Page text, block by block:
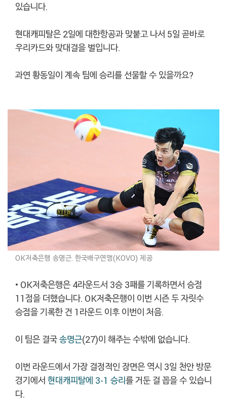
있습니다.
현대캐피탈은 2일에 대한항공과 맞붙고 나서 5일 곧바로
우리카드와 맞대결을 벌입니다.
과연 황동일이 계속 팀에 승리를 선물할 수 있을까요?
OK저축은행 송명근. 한국배구연맹(KOVO) 제공
• OK저축은행은 4라운드서 3승 3패를 기록하면서 승점
11점을 더했습니다. OK저축은행이 이번 시즌 두 자릿수
승점을 기록한 건 1라운드 이후 이번이 처음.
이 팀은 결국송명근(27)이 해주는 수밖에 없습니다.
이번 라운드에서 가장 결정적인 장면은 역시 3일 천안 방문
경기에서 현대캐피탈에 3-1 승리를 거둔 걸 꼽을 수 있습니
다.